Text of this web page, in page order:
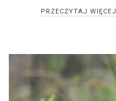
PRZECZYTAJ WIĘCEJ